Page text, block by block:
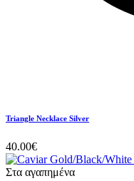
Triangle Necklace Silver
40.00€
Στα αγαπημένα